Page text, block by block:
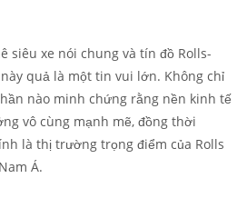
siêu xe nói chung và tín đồ Rolls-
quả là một tin vui lớn. Không chỉ
nào minh chứng rằng nền kinh tế
vô cùng mạnh mẽ, đồng thời
là thị trường trọng điểm của Rolls
Á.